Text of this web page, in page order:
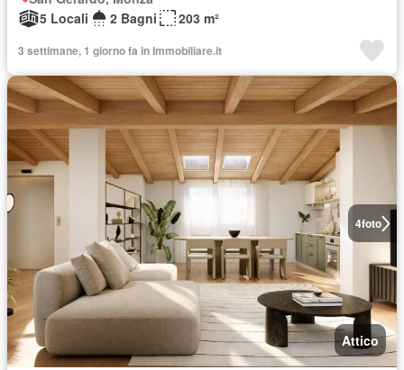
5 Locali
2 Bagni 203 m²
3 settimane, 1 giorno fa in Immobiliare.it
4foto
Attico